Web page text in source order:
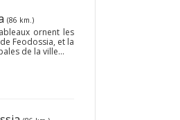
(86 km.)
ornent les
Feodossia, et la
de la ville...